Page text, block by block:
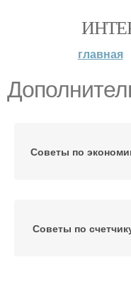
главная
Советы по
Советы по